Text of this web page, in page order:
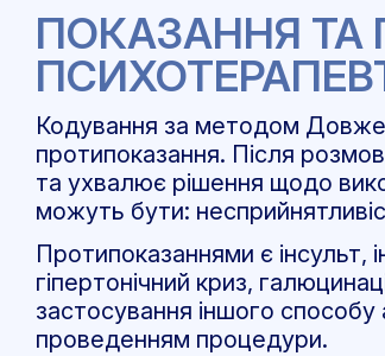
ПОКАЗАННЯ
Кодування за методом
протипоказання. Після
та ухвалює рішення щодо
можуть бути:
Протипоказаннями є інсульт,
гіпертонічний криз,
застосування іншого
проведенням процедури.